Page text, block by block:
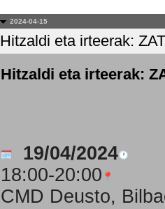
2024-04-15
Hitzaldi eta irteerak:
Hitzaldi eta irteerak:
19/04/2024
18:00-20:00
CMD Deusto,